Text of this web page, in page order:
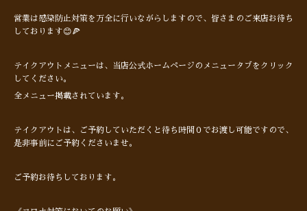
営業は感染防止対策を万全に行いながらしますので、皆さまのご来店お待ち
しております😊🍕
テイクアウトメニューは、当店公式ホームページのメニュータブをクリック
してください。
全メニュー掲載されています。
テイクアウトは、ご予約していただくと待ち時間０でお渡し可能ですので、
是非事前にご予約くださいませ。
ご予約お待ちしております。